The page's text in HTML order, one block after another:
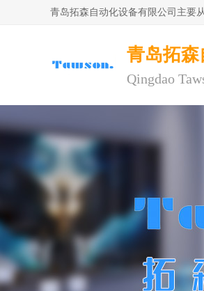
青岛拓森自动化设备有限公司主要
青岛拓森
Qingdao